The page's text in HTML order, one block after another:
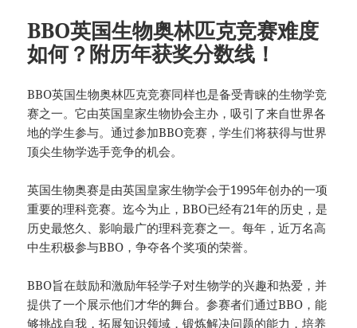
BBO英国生物奥林匹克竞赛难度
如何？附历年获奖分数线！
BBO英国生物奥林匹克竞赛同样也是备受青睐的生物学竞
赛之一。它由英国皇家生物协会主办，吸引了来自世界各
地的学生参与。通过参加BBO竞赛，学生们将获得与世界
顶尖生物学选手竞争的机会。
英国生物奥赛是由英国皇家生物学会于1995年创办的一项
重要的理科竞赛。迄今为止，BBO已经有21年的历史，是
历史最悠久、影响最广的理科竞赛之一。每年，近万名高
中生积极参与BBO，争夺各个奖项的荣誉。
BBO旨在鼓励和激励年轻学子对生物学的兴趣和热爱，并
提供了一个展示他们才华的舞台。参赛者们通过BBO，能
够挑战自我，拓展知识领域，锻炼解决问题的能力，培养